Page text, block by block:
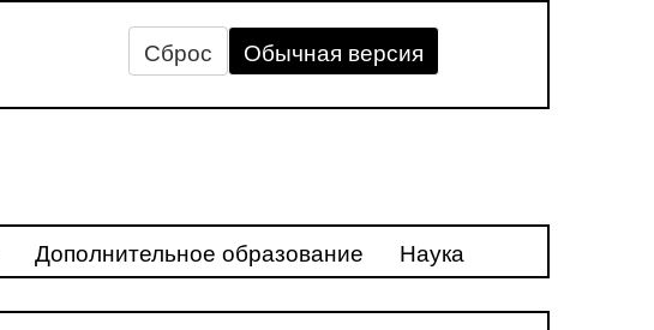
Сброс Обычная версия
Дополнительное образование Наука